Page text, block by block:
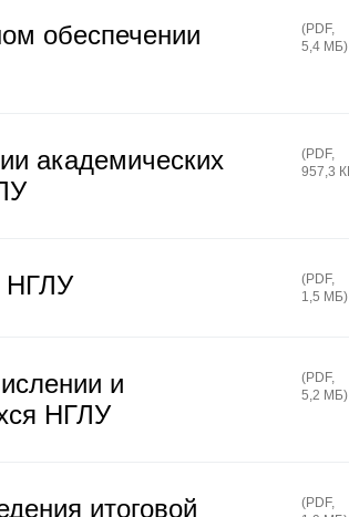
обеспечении
(PDF,
5,4 МБ)
академических
(PDF,
957,3
НГЛУ (PDF,
1,5 МБ)
и
НГЛУ
(PDF,
5,2 МБ)
итоговой
(PDF,